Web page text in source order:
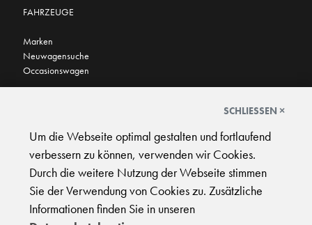
FAHRZEUGE
Marken
Neuwagensuche
Occasionswagen
AGB|Impressum|Datenschutz|Support
SCHLIESSEN ×
Um die Webseite optimal gestalten und fortlaufend
verbessern zu können, verwenden wir Cookies.
Durch die weitere Nutzung der Webseite stimmen
Sie der Verwendung von Cookies zu. Zusätzliche
Informationen finden Sie in unseren